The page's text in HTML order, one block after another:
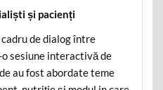
și pacienți
de dialog între
sesiune interactivă de
au fost abordate teme